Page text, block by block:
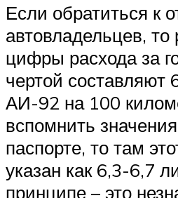
Если обратиться к
автовладельцев,
цифры расхода за
чертой составляют
АИ-92 на 100
вспомнить
паспорте, то там
указан как 6,3-6,7
принципе – это